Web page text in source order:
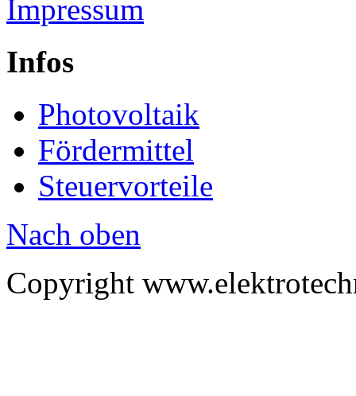
Impressum
Infos
Photovoltaik
Fördermittel
Steuervorteile
Nach oben
Copyright